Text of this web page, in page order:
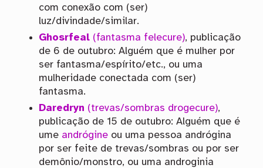
com conexão com (ser)
luz/divindade/similar.
Ghosrfeal(fantasma felecure), publicação
de 6 de outubro: Alguém que é mulher por
ser fantasma/espírito/etc., ou uma
mulheridade conectada com (ser)
fantasma.
Daredryn (trevas/sombras drogecure),
publicação de 15 de outubro: Alguém que é
ume andrógineou uma pessoa andrógina
por ser feite de trevas/sombras ou por ser
demônio/monstro, ou uma androginia